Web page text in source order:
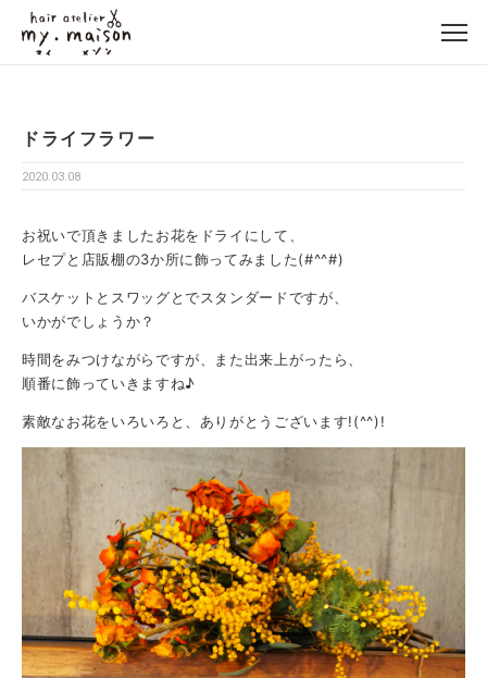
ドライフラワー
2020.03.08
お祝いで頂きましたお花をドライにして、
レセプと店販棚の3か所に飾ってみました(#^^#)
バスケットとスワッグとでスタンダードですが、
いかがでしょうか？
時間をみつけながらですが、また出来上がったら、
順番に飾っていきますね♪
素敵なお花をいろいろと、ありがとうございます!(^^)!